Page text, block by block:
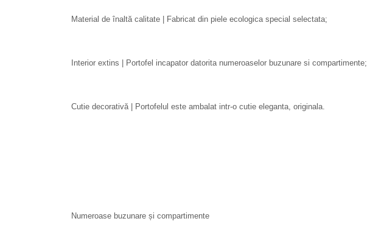
Material de înaltă calitate | Fabricat din piele ecologica special selectata;
Interior extins | Portofel incapator datorita numeroaselor buzunare si compartimente;
Cutie decorativă | Portofelul este ambalat intr-o cutie eleganta, originala.
Numeroase buzunare și compartimente